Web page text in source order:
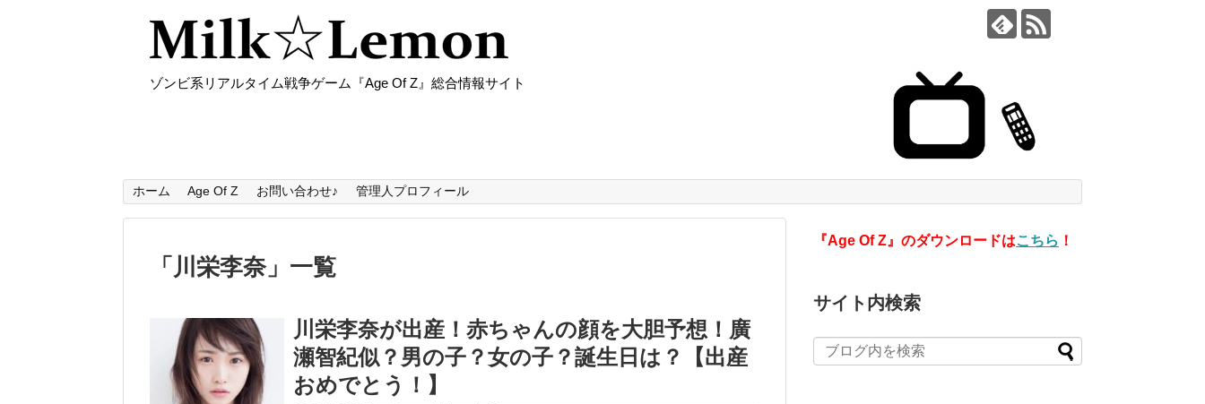
ゾンビ系リアルタイム戦争ゲーム『Age Of Z』総合情報サイト
ホーム Age Of Z お問い合わせ♪ 管理人プロフィール
「 川栄李奈」 一覧
川栄李奈が出産！赤ちゃんの顔を大胆予想！廣
瀬智紀似？男の子？女の子？誕生日は？【出産
おめでとう！】
『Age Of Z』のダウンロードはこちら ！
サイト内検索